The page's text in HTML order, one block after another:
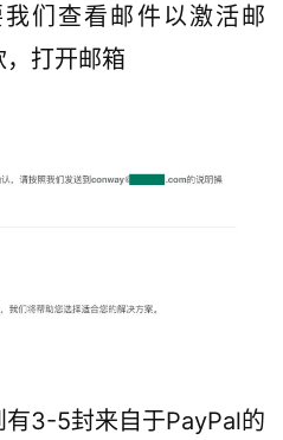
们查看邮件以激活邮
打开邮箱
3-5封来自于PayPal的